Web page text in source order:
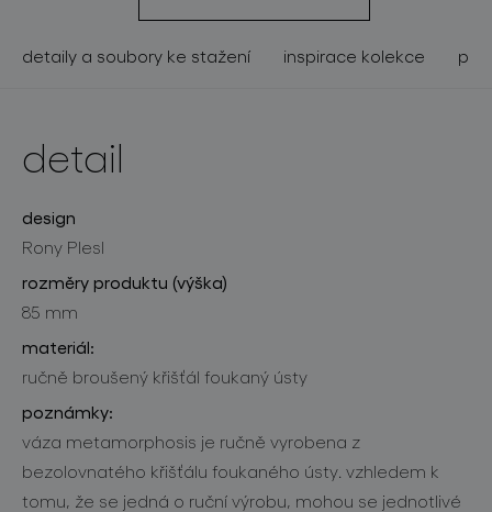
detaily a soubory ke stažení inspirace kolekce
detail
design
Rony Plesl
rozměry produktu (výška)
85 mm
materiál:
ručně broušený křišťál foukaný ústy
poznámky:
váza metamorphosis je ručně vyrobena z
bezolovnatého křišťálu foukaného ústy. vzhledem k
tomu, že se jedná o ruční výrobu, mohou se jednotlivé